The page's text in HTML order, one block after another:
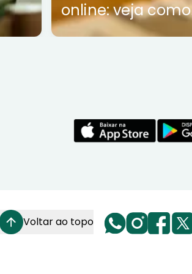
online: veja como
funciona
Voltar ao topo